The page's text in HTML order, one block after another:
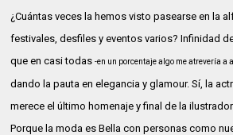
¿Cuántas veces la hemos visto pasearse en la
festivales, desfiles y eventos varios? Infinidad
que en casi todas-en un porcentaje algo me atrevería a
dando la pauta en elegancia y glamour. Sí, la
merece el último homenaje y final de la
Porque la moda es Bella con personas como